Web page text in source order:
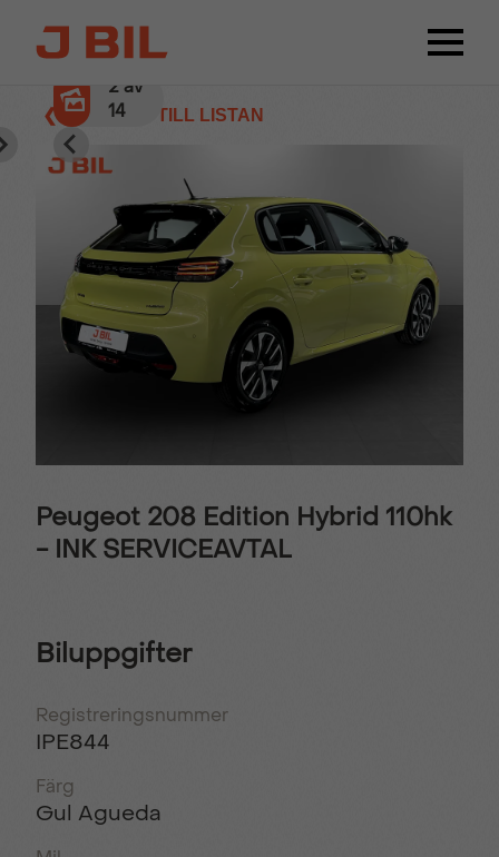
❮ TILLBAKA TILL LISTAN
2av
14
Peugeot 208 Edition Hybrid 110hk
- INK SERVICEAVTAL
Biluppgifter
Registreringsnummer
IPE844
Färg
Gul Agueda